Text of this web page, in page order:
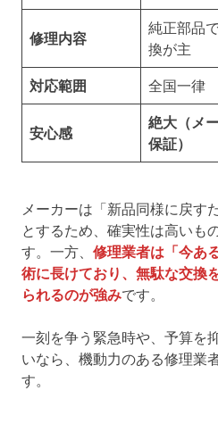
修理内容
純正部品
換が主
対応範囲 全国一律
安心感
絶大（メ
保証）
メーカーは「新品同様に戻す
とするため、確実性は高いも
す。一方、 修理業者は「今あ
術に長けており、無駄な交換
られるのが強みです。
一刻を争う緊急時や、予算を
いなら、機動力のある修理業
す。